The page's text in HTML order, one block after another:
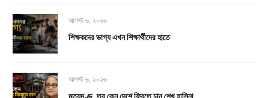
আগস্ট ৬, ২০২৬
শিক্ষকদের ভাগ্য এখন শিক্ষার্থীদের হাতে
আগস্ট ৬, ২০২৬
মৃত্যুদণ্ড, তবু কেন দেশে ফিরতে চান শেখ হাসিনা